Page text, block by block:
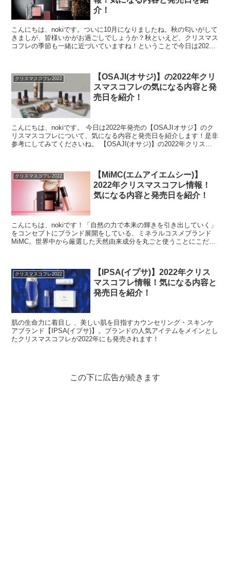
介！
こんにちは、nokiです。ついに10月になりましたね。秋の匂いがして
きましが、皆様いかがお過ごしでしょうか？秋といえど、クリスマス
コフレの季節も一緒に近づいていますね！ということで今日は2022
クリスマスコフレ2022
【OSAJI(オサジ)】の2022年クリ
スマスコフレの気になる内容と発
売日を紹介！
こんにちは、nokiです。 今日は2022年発売の【OSAJIオサジ】のク
リスマスコフレについて、気になる内容と発売日を紹介します！是非
参考にしてみてくださいね。 【OSAJI(オサジ)】の2022年クリスマ
クリスマスコフレ2022
【MiMC(エムアイエムシー)】
2022年クリスマスコフレ情報！
気になる内容と発売日を紹介！
こんにちは、nokiです！「自然の力で本来の輝きを引き出していく」
をコンセプトにブランド展開をしている、ミネラルコスメブランド
MiMC。世界中から厳選した天然由来成分を丸ごと使うことにこだわ
クリスマスコフレ2022
【IPSA(イプサ)】2022年クリス
マスコフレ情報！気になる内容と
発売日を紹介！
肌の生命力に着目し 、美しい肌を目指すカウンセリング・スキンケ
アブランド【IPSA(イプサ)】。ブランドの人気アイテムをメインとし
たクリスマスコフレが2022年にも発売されます！
この下に広告が続きます